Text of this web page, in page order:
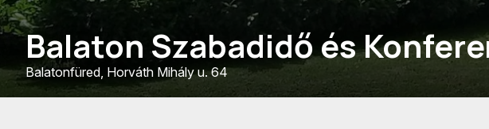
Balaton Szabadidő és
Balatonfüred, Horváth Mihály u. 64